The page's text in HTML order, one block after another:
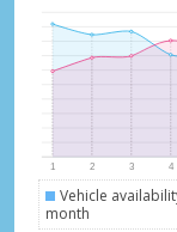
Vehicle
month